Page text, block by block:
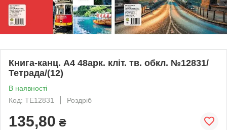
Книга-канц. А4 48арк. кліт. тв. обкл. №12831/
Тетрада/(12)
В наявності
Код: ТЕ12831
Роздріб
135,80 ₴